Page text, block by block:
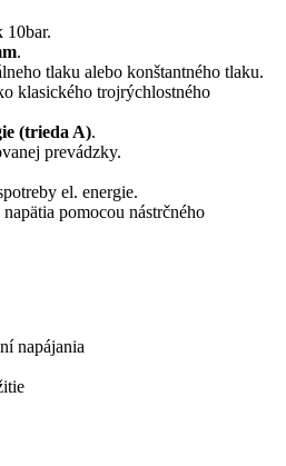
10bar.
.
tlaku alebo konštantného tlaku.
klasického trojrýchlostného
(trieda A).
prevádzky.
el. energie.
pomocou nástrčného
napájania